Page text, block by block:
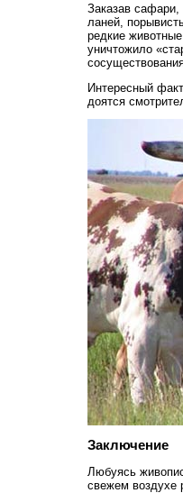
Заказав сафари,
ланей,
редкие
уничтожило
Интересный
доятся
Заключение
Любуясь
свежем воздухе